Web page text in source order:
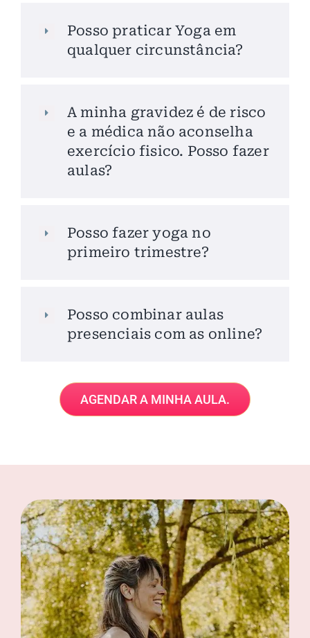
Posso praticar Yoga em
qualquer circunstância?
A minha gravidez é de risco
e a médica não aconselha
exercício fisico. Posso fazer
aulas?
Posso fazer yoga no
primeiro trimestre?
Posso combinar aulas
presenciais com as online?
AGENDAR A MINHA AULA.